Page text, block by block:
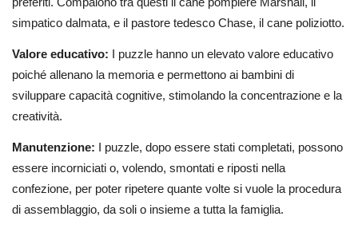
simpatico dalmata, e il pastore tedesco Chase, il cane poliziotto.
Valore educativo: I puzzle hanno un elevato valore educativo
poiché allenano la memoria e permettono ai bambini di
sviluppare capacità cognitive, stimolando la concentrazione e la
creatività.
Manutenzione: I puzzle, dopo essere stati completati, possono
essere incorniciati o, volendo, smontati e riposti nella
confezione, per poter ripetere quante volte si vuole la procedura
di assemblaggio, da soli o insieme a tutta la famiglia.